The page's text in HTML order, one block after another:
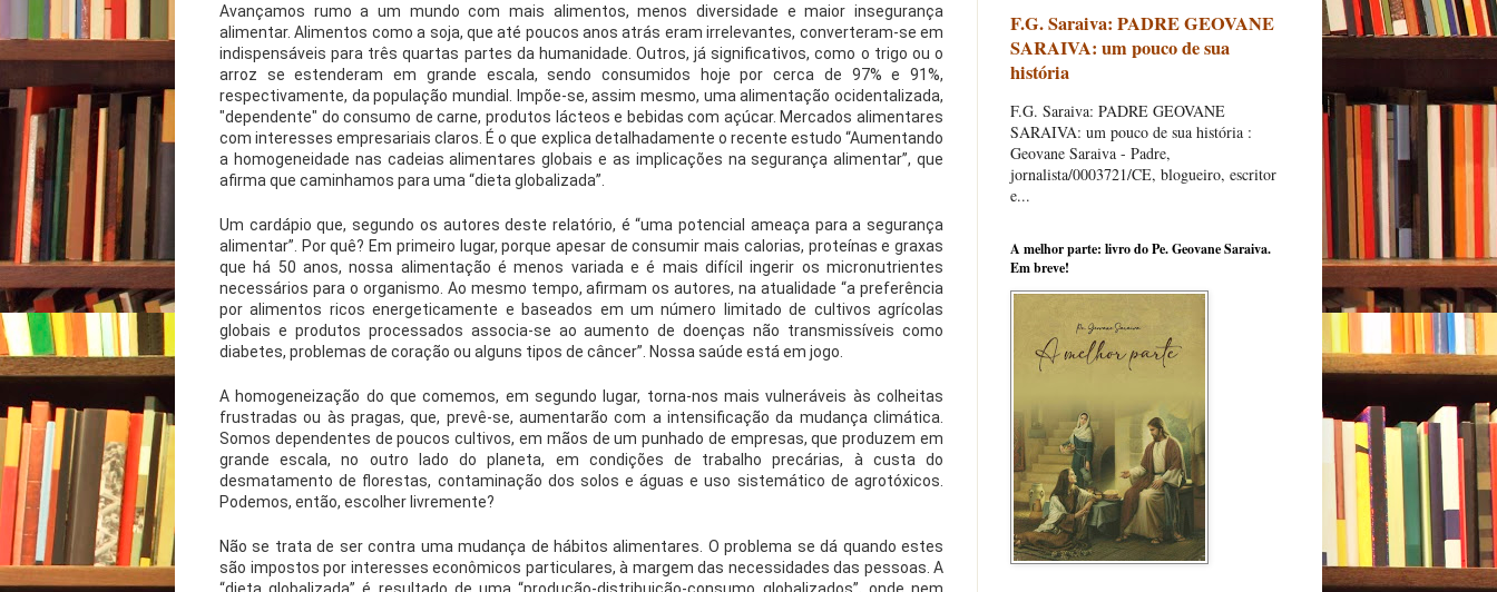
Avançamos rumo a um mundo com mais alimentos, menos diversidade e maior insegurança
alimentar. Alimentos como a soja, que até poucos anos atrás eram irrelevantes, converteram-se em
indispensáveis para três quartas partes da humanidade. Outros, já significativos, como o trigo ou o
arroz se estenderam em grande escala, sendo consumidos hoje por cerca de 97% e 91%,
respectivamente, da população mundial. Impõe-se, assim mesmo, uma alimentação ocidentalizada,
"dependente" do consumo de carne, produtos lácteos e bebidas com açúcar. Mercados alimentares
com interesses empresariais claros. É o que explica detalhadamente o recente estudo “Aumentando
a homogeneidade nas cadeias alimentares globais e as implicações na segurança alimentar”, que
afirma que caminhamos para uma “dieta globalizada”.
Um cardápio que, segundo os autores deste relatório, é “uma potencial ameaça para a segurança
alimentar”. Por quê? Em primeiro lugar, porque apesar de consumir mais calorias, proteínas e graxas
que há 50 anos, nossa alimentação é menos variada e é mais difícil ingerir os micronutrientes
necessários para o organismo. Ao mesmo tempo, afirmam os autores, na atualidade “a preferência
por alimentos ricos energeticamente e baseados em um número limitado de cultivos agrícolas
globais e produtos processados associa-se ao aumento de doenças não transmissíveis como
diabetes, problemas de coração ou alguns tipos de câncer”. Nossa saúde está em jogo.
A homogeneização do que comemos, em segundo lugar, torna-nos mais vulneráveis às colheitas
frustradas ou às pragas, que, prevê-se, aumentarão com a intensificação da mudança climática.
Somos dependentes de poucos cultivos, em mãos de um punhado de empresas, que produzem em
grande escala, no outro lado do planeta, em condições de trabalho precárias, à custa do
desmatamento de florestas, contaminação dos solos e águas e uso sistemático de agrotóxicos.
Podemos, então, escolher livremente?
Não se trata de ser contra uma mudança de hábitos alimentares. O problema se dá quando estes
são impostos por interesses econômicos particulares, à margem das necessidades das pessoas. A
F.G. Saraiva: PADRE GEOVANE
SARAIVA: um pouco de sua
história
F.G. Saraiva: PADRE GEOVANE
SARAIVA: um pouco de sua história :
Geovane Saraiva - Padre,
jornalista/0003721/CE, blogueiro, escritor
e...
A melhor parte: livro do Pe. Geovane Saraiva.
Em breve!